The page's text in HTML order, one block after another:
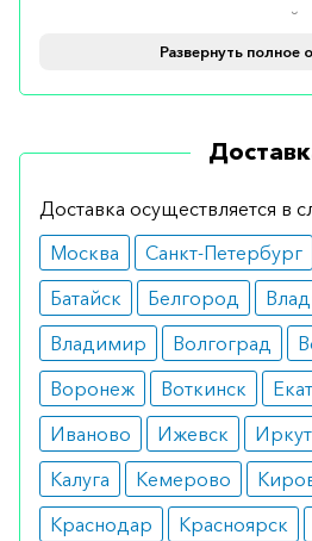
деполяризацию, сердечный
диагностирования
предназначается для
заболеваний в случаях,
воздействие неэффективно.
Противопоказания
Употреблять таблетки
при перенесенном за
инфаркте миокарда, в случае
диагностированного
противопоказаниям также
Развернуть полное
Доставка осуществляется в
Москва
Санкт-Петербург
Батайск
Белгород
Владимир
Волгоград
Воронеж
Воткинск
Иваново
Ижевск
Калуга
Кемерово
Краснодар
Красноярск